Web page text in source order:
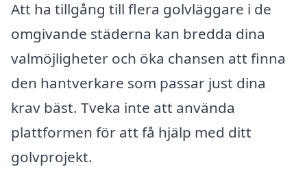
Att ha tillgång till flera golvläggare i de
omgivande städerna kan bredda dina
valmöjligheter och öka chansen att finna
den hantverkare som passar just dina
krav bäst. Tveka inte att använda
plattformen för att få hjälp med ditt
golvprojekt.